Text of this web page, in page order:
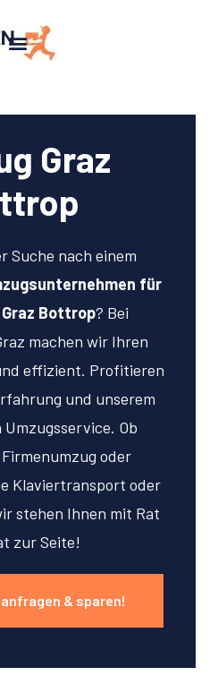
Graz
Suche nach einem
für
Bottrop? Bei
machen wir Ihren
effizient. Profitieren
und unserem
Ob
oder
Klaviertransport oder
stehen Ihnen mit Rat
zur Seite!
& sparen!